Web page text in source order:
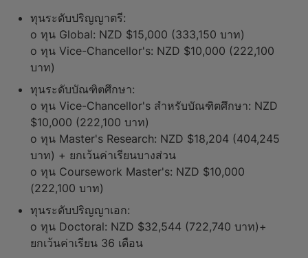
ทุนระดับปริญญาตรี:
o ทุน Global: NZD $15,000 (333,150 บาท)
o ทุน Vice-Chancellor's: NZD $10,000 (222,100
บาท)
ทุนระดับบัณฑิตศึกษา:
o ทุน Vice-Chancellor's สำหรับบัณฑิตศึกษา: NZD
$10,000 (222,100 บาท)
o ทุน Master's Research: NZD $18,204 (404,245
บาท) + ยกเว้นค่าเรียนบางส่วน
o ทุน Coursework Master's: NZD $10,000
(222,100 บาท)
ทุนระดับปริญญาเอก:
o ทุน Doctoral: NZD $32,544 (722,740 บาท)+
ยกเว้นค่าเรียน 36 เดือน